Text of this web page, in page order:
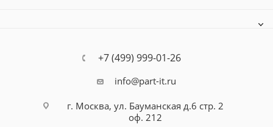
+7 (499) 999-01-26
info@part-it.ru
г. Москва, ул. Бауманская д.6 стр. 2
оф. 212